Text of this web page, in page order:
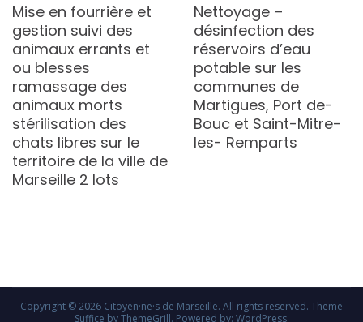
Mise en fourrière et
gestion suivi des
animaux errants et
ou blesses
ramassage des
animaux morts
stérilisation des
chats libres sur le
territoire de la ville de
Marseille 2 lots
Nettoyage –
désinfection des
réservoirs d’eau
potable sur les
communes de
Martigues, Port de-
Bouc et Saint-Mitre-
les- Remparts
Copyright © 2026 Citoyen·ne·s de Marseille. All rights reserved. Theme
Suffice by ThemeGrill. Powered by: WordPress.